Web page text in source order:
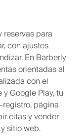
para
con ajustes
En Barberly
orientadas al
con el
Google Play, tu
página
citas y vender
sitio web.